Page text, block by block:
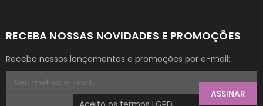
RECEBA NOSSAS NOVIDADES E PROMOÇÕES
Receba nossos lançamentos e promoções por e-mail:
ASSINAR